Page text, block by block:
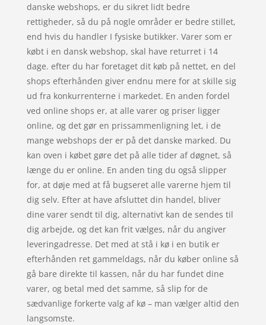
danske webshops, er du sikret lidt bedre
rettigheder, så du på nogle områder er bedre stillet,
end hvis du handler I fysiske butikker. Varer som er
købt i en dansk webshop, skal have returret i 14
dage. efter du har foretaget dit køb på nettet, en del
shops efterhånden giver endnu mere for at skille sig
ud fra konkurrenterne i markedet. En anden fordel
ved online shops er, at alle varer og priser ligger
online, og det gør en prissammenligning let, i de
mange webshops der er på det danske marked. Du
kan oven i købet gøre det på alle tider af døgnet, så
længe du er online. En anden ting du også slipper
for, at døje med at få bugseret alle varerne hjem til
dig selv. Efter at have afsluttet din handel, bliver
dine varer sendt til dig, alternativt kan de sendes til
dig arbejde, og det kan frit vælges, når du angiver
leveringadresse. Det med at stå i kø i en butik er
efterhånden ret gammeldags, når du køber online så
gå bare direkte til kassen, når du har fundet dine
varer, og betal med det samme, så slip for de
sædvanlige forkerte valg af kø – man vælger altid den
langsomste.